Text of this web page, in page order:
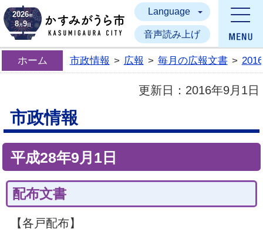
かすみがうら市
2026年
8月9日
Language
音声読み上げ
ホーム 市政情報 > 広報 > 毎月の広報文書 >
更新日： 2016年9月1日
市政情報
平成28年9月1日
配布文書
【各戸配布】